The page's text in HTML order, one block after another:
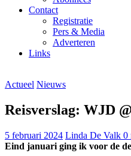
Contact
Registratie
Pers & Media
Adverteren
Links
Actueel Nieuws
Reisverslag: WJD
5 februari 2024 Linda De Valk 0
Eind januari ging ik voor de